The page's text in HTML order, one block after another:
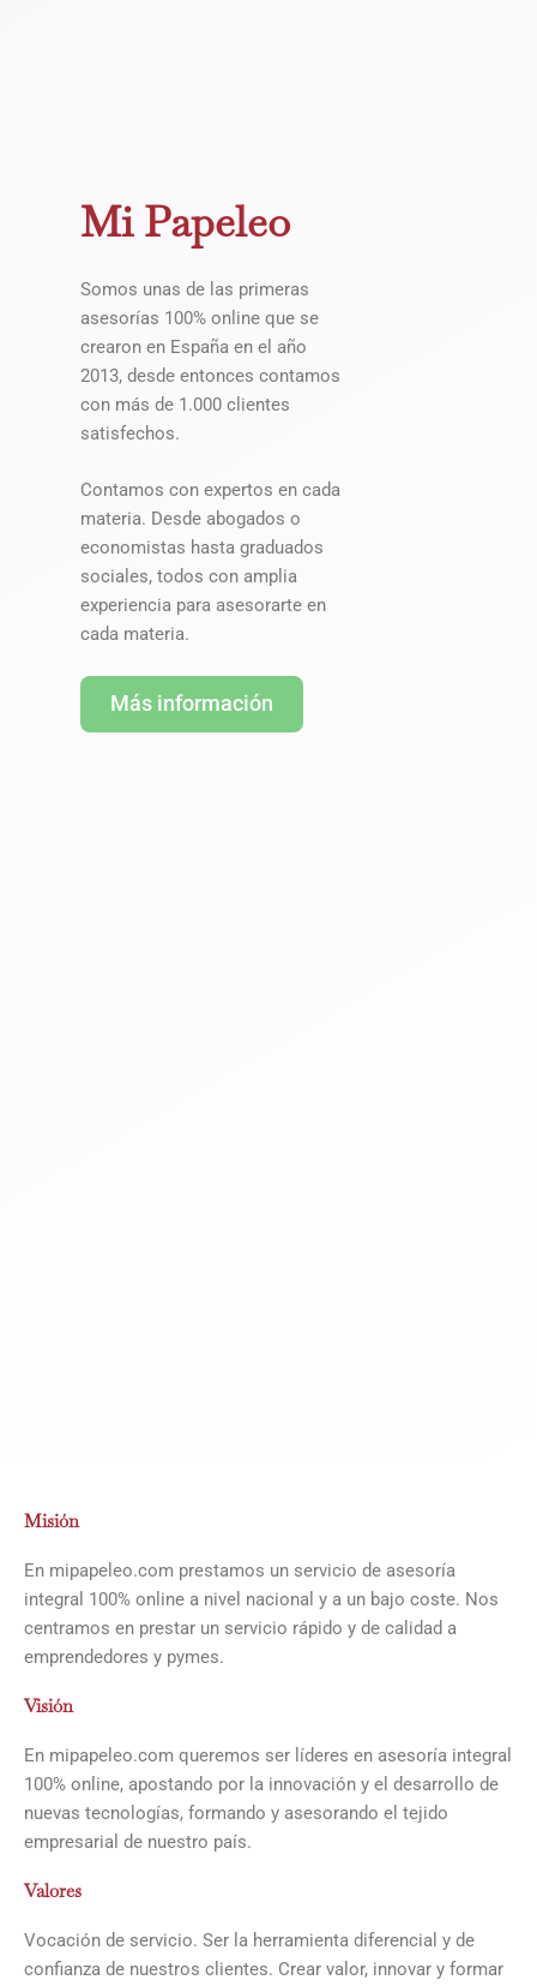
Mi Papeleo
Somos unas de las primeras
asesorías 100% online que se
crearon en España en el año
2013, desde entonces contamos
con más de 1.000 clientes
satisfechos.
Contamos con expertos en cada
materia. Desde abogados o
economistas hasta graduados
sociales, todos con amplia
experiencia para asesorarte en
cada materia.
Más información
Misión
En mipapeleo.com prestamos un servicio de asesoría
integral 100% online a nivel nacional y a un bajo coste. Nos
centramos en prestar un servicio rápido y de calidad a
emprendedores y pymes.
Visión
En mipapeleo.com queremos ser líderes en asesoría integral
100% online, apostando por la innovación y el desarrollo de
nuevas tecnologías, formando y asesorando el tejido
empresarial de nuestro país.
Valores
Vocación de servicio. Ser la herramienta diferencial y de
confianza de nuestros clientes. Crear valor, innovar y formar